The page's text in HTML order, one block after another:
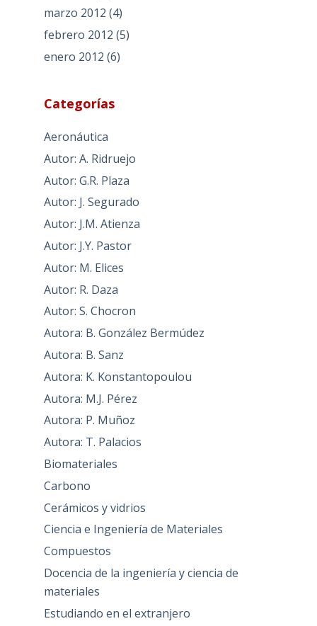
marzo 2012 (4)
febrero 2012 (5)
enero 2012 (6)
Categorías
Aeronáutica
Autor: A. Ridruejo
Autor: G.R. Plaza
Autor: J. Segurado
Autor: J.M. Atienza
Autor: J.Y. Pastor
Autor: M. Elices
Autor: R. Daza
Autor: S. Chocron
Autora: B. González Bermúdez
Autora: B. Sanz
Autora: K. Konstantopoulou
Autora: M.J. Pérez
Autora: P. Muñoz
Autora: T. Palacios
Biomateriales
Carbono
Cerámicos y vidrios
Ciencia e Ingeniería de Materiales
Compuestos
Docencia de la ingeniería y ciencia de
materiales
Estudiando en el extranjero